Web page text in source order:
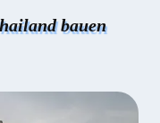
bauen